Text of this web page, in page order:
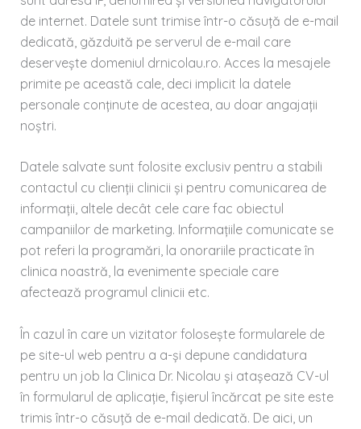
de internet. Datele sunt trimise într-o căsuță de e-mail
dedicată, găzduită pe serverul de e-mail care
deservește domeniul drnicolau.ro. Acces la mesajele
primite pe această cale, deci implicit la datele
personale conținute de acestea, au doar angajații
noștri.
Datele salvate sunt folosite exclusiv pentru a stabili
contactul cu clienții clinicii și pentru comunicarea de
informații, altele decât cele care fac obiectul
campaniilor de marketing. Informațiile comunicate se
pot referi la programări, la onorariile practicate în
clinica noastră, la evenimente speciale care
afectează programul clinicii etc.
În cazul în care un vizitator folosește formularele de
pe site-ul web pentru a a-și depune candidatura
pentru un job la Clinica Dr. Nicolau și atașează CV-ul
în formularul de aplicație, fișierul încărcat pe site este
trimis într-o căsuță de e-mail dedicată. De aici, un